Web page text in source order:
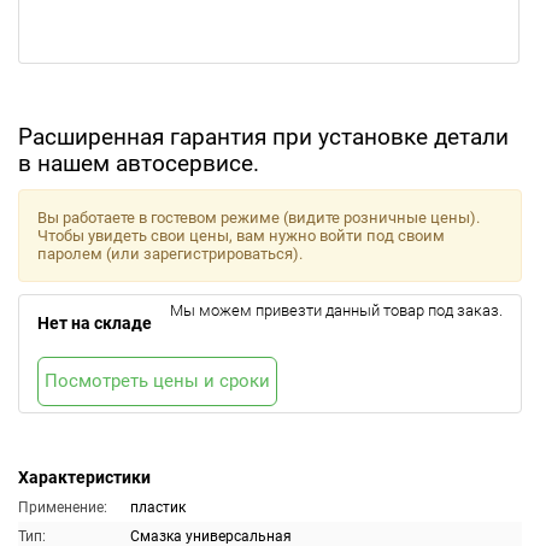
Расширенная гарантия при установке детали
в нашем автосервисе.
Характеристики
Применение:
пластик
Тип:
Смазка универсальная
Вы работаете в гостевом режиме (видите розничные цены).
Чтобы увидеть свои цены, вам нужно войти под своим
паролем (или зарегистрироваться).
Нет на складе
Мы можем привезти данный товар под заказ.
Посмотреть цены и сроки